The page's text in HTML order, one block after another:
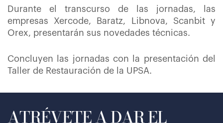
Durante el transcurso de las jornadas, las
empresas Xercode, Baratz, Libnova, Scanbit y
Orex, presentarán sus novedades técnicas.
Concluyen las jornadas con la presentación del
Taller de Restauración de la UPSA.
ATRÉVETE A DAR EL